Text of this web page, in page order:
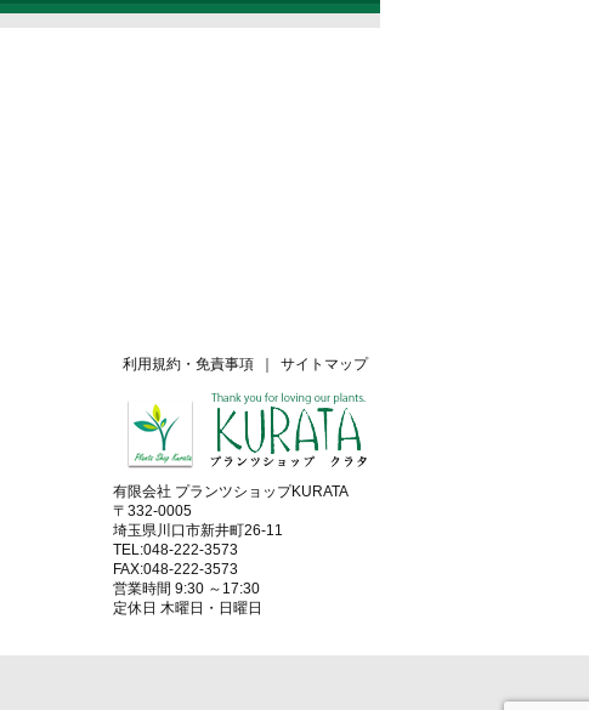
サイトマップ
利用規約・免責事項
有限会社 プランツショップKURATA
〒332-0005
埼玉県川口市新井町26-11
TEL:048-222-3573
FAX:048-222-3573
営業時間 9:30 ～17:30
定休日 木曜日・日曜日